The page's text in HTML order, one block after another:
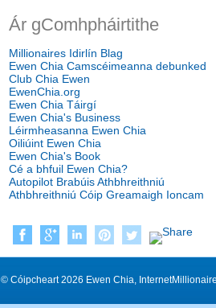
Ár gComhpháirtithe
Millionaires Idirlín Blag
Ewen Chia Camscéimeanna debunked
Club Chia Ewen
EwenChia.org
Ewen Chia Táirgí
Ewen Chia's Business
Léirmheasanna Ewen Chia
Oiliúint Ewen Chia
Ewen Chia's Book
Cé a bhfuil Ewen Chia?
Autopilot Brabúis Athbhreithniú
Athbhreithniú Cóip Greamaigh Ioncam
© Cóipcheart 2026 Ewen Chia,